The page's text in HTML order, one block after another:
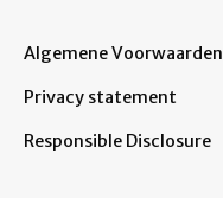
Algemene Voorwaarden
Privacy statement
Responsible Disclosure